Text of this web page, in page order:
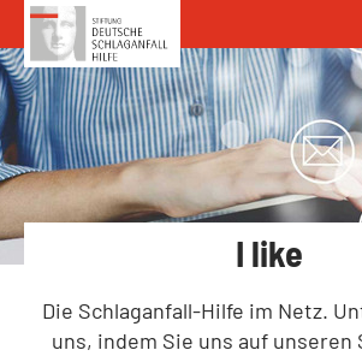
Zum Inhalt springen
I like
Die Schlaganfall-Hilfe im Netz.
uns, indem Sie uns auf unseren